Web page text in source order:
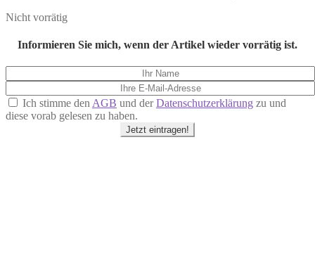
Nicht vorrätig
Informieren Sie mich, wenn der Artikel wieder vorrätig ist.
Ich stimme den AGB und derDatenschutzerklärung zu und
diese vorab gelesen zu haben.
Jetzt eintragen!